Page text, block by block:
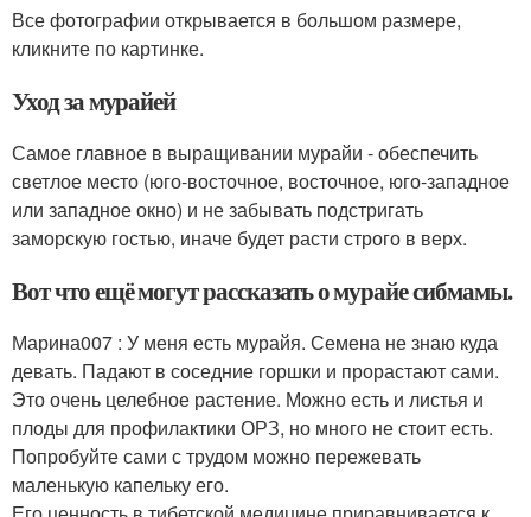
Все фотографии открывается в большом размере,
кликните по картинке.
Уход за мурайей
Самое главное в выращивании мурайи - обеспечить
светлое место (юго-восточное, восточное, юго-западное
или западное окно) и не забывать подстригать
заморскую гостью, иначе будет расти строго в верх.
Вот что ещё могут рассказать о мурайе сибмамы.
Марина007 : У меня есть мурайя. Семена не знаю куда
девать. Падают в соседние горшки и прорастают сами.
Это очень целебное растение. Можно есть и листья и
плоды для профилактики ОРЗ, но много не стоит есть.
Попробуйте сами с трудом можно пережевать
маленькую капельку его.